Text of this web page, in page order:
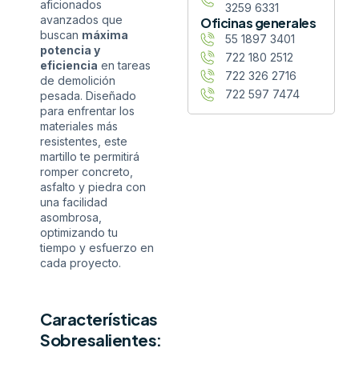
aficionados
avanzados que
buscan máxima
potencia y
eficiencia en tareas
de demolición
pesada. Diseñado
para enfrentar los
materiales más
resistentes, este
martillo te permitirá
romper concreto,
asfalto y piedra con
una facilidad
asombrosa,
optimizando tu
tiempo y esfuerzo en
cada proyecto.
Características
Sobresalientes:
3259 6331
Oficinas generales
55 1897 3401
722 180 2512
722 326 2716
722 597 7474